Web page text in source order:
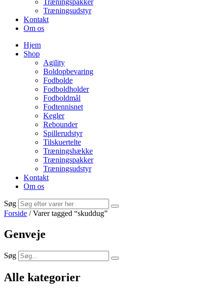
Træningspakker
Træningsudstyr
Kontakt
Om os
Hjem
Shop
Agility
Boldopbevaring
Fodbolde
Fodboldholder
Fodboldmål
Fodtennisnet
Kegler
Rebounder
Spillerudstyr
Tilskuertelte
Træningshække
Træningspakker
Træningsudstyr
Kontakt
Om os
Søg
Forside / Varer tagged “skuddug”
Genveje
Søg
Alle kategorier